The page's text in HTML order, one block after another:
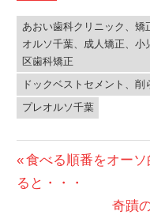
あおい歯科クリニック、
オルソ千葉、成人矯正、
区歯科矯正
ドックベストセメント、削
プレオルソ千葉
投
稿
前
の
食べる順番をオー
ると・・・
次
奇蹟